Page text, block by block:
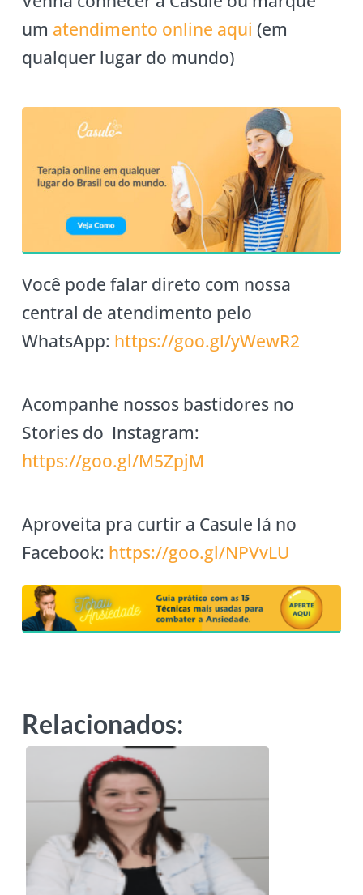
um atendimento online aqui (em
qualquer lugar do mundo)
Você pode falar direto com nossa
central de atendimento pelo
WhatsApp: https://goo.gl/yWewR2
Acompanhe nossos bastidores no
Stories do Instagram:
https://goo.gl/M5ZpjM
Aproveita pra curtir a Casule lá no
Facebook: https://goo.gl/NPVvLU
Relacionados: